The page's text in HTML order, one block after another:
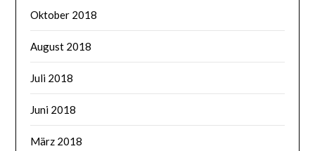
Oktober 2018
August 2018
Juli 2018
Juni 2018
März 2018